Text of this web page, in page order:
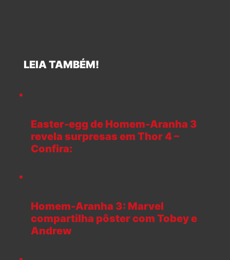
LEIA TAMBÉM!
Easter-egg de Homem-Aranha 3
revela surpresas em Thor 4 –
Confira:
Homem-Aranha 3: Marvel
compartilha pôster com Tobey e
Andrew